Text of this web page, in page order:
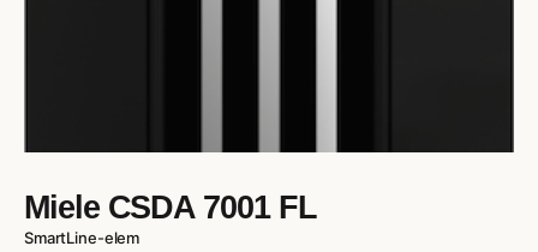
Miele CSDA 7001 FL
SmartLine-elem